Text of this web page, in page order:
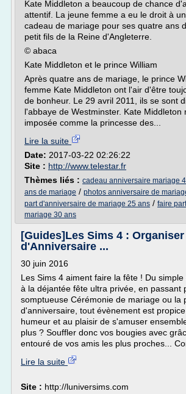
Kate Middleton a beaucoup de chance
attentif. La jeune femme a eu le droit à
cadeau de mariage pour ses quatre ans
petit fils de la Reine d'Angleterre.
© abaca
Kate Middleton et le prince William
Après quatre ans de mariage, le prince
femme Kate Middleton ont l'air d'être
de bonheur. Le 29 avril 2011, ils se sont
l'abbaye de Westminster. Kate Middleton
imposée comme la princesse des...
Lire la suite
Date: 2017-03-22 02:26:22
Site : http://www.telestar.fr
Thèmes liés : cadeau anniversaire mariage
ans de mariage / photos anniversaire de
part d'anniversaire de mariage 25 ans / faire
mariage 30 ans
[Guides]Les Sims 4 :
d'Anniversaire ...
30 juin 2016
Les Sims 4 aiment faire la fête ! Du simple
à la déjantée fête ultra privée, en passant
somptueuse Cérémonie de mariage ou la
d'anniversaire, tout évènement est
humeur et au plaisir de s'amuser
plus ? Souffler donc vos bougies avec
entouré de vos amis les plus proches...
Lire la suite
Site : http://luniversims.com